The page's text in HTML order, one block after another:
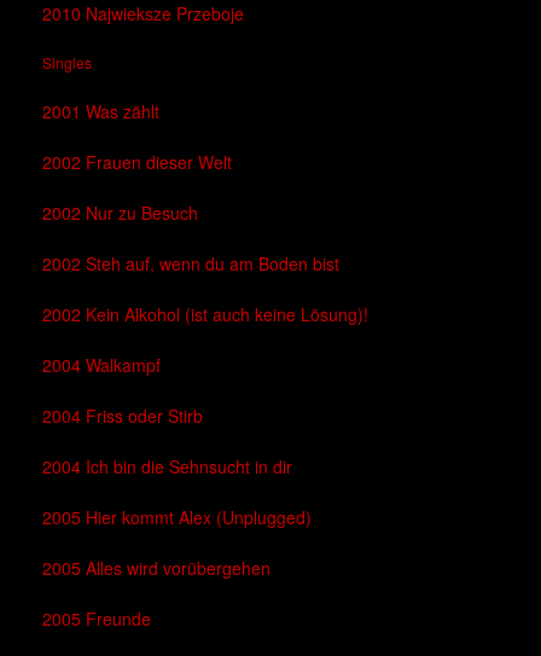
2010 Najwieksze Przeboje
Singles
2001 Was zählt
2002 Frauen dieser Welt
2002 Nur zu Besuch
2002 Steh auf, wenn du am Boden bist
2002 Kein Alkohol (ist auch keine Lösung)!
2004 Walkampf
2004 Friss oder Stirb
2004 Ich bin die Sehnsucht in dir
2005 Hier kommt Alex (Unplugged)
2005 Alles wird vorübergehen
2005 Freunde